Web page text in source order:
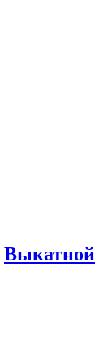
Выкатной